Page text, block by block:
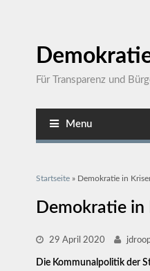
Für Transparenz und
Menu
Sie sind hier
Startseite » Demokratie in
Demokratie in
29 April 2020
Die Kommunalpolitik der